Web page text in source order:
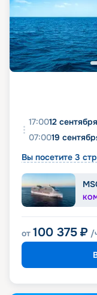
17:0012
07:0019
Вы посетите 3
от 100 375 ₽ /